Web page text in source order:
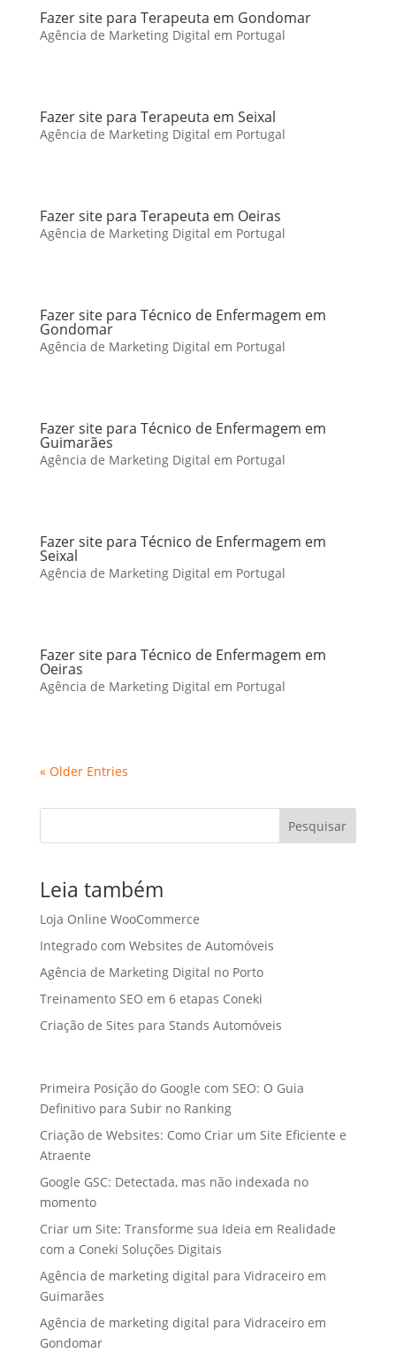
Fazer site para Terapeuta em Gondomar
Agência de Marketing Digital em Portugal
Fazer site para Terapeuta em Seixal
Agência de Marketing Digital em Portugal
Fazer site para Terapeuta em Oeiras
Agência de Marketing Digital em Portugal
Fazer site para Técnico de Enfermagem em
Gondomar
Agência de Marketing Digital em Portugal
Fazer site para Técnico de Enfermagem em
Guimarães
Agência de Marketing Digital em Portugal
Fazer site para Técnico de Enfermagem em
Seixal
Agência de Marketing Digital em Portugal
Fazer site para Técnico de Enfermagem em
Oeiras
Agência de Marketing Digital em Portugal
« Older Entries
Pesquisar
Leia também
Loja Online WooCommerce
Integrado com Websites de Automóveis
Agência de Marketing Digital no Porto
Treinamento SEO em 6 etapas Coneki
Criação de Sites para Stands Automóveis
Primeira Posição do Google com SEO: O Guia
Definitivo para Subir no Ranking
Criação de Websites: Como Criar um Site Eficiente e
Atraente
Google GSC: Detectada, mas não indexada no
momento
Criar um Site: Transforme sua Ideia em Realidade
com a Coneki Soluções Digitais
Agência de marketing digital para Vidraceiro em
Guimarães
Agência de marketing digital para Vidraceiro em
Gondomar